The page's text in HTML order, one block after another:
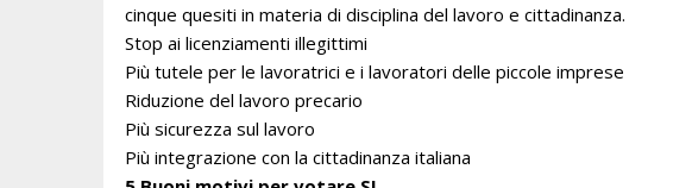
cinque quesiti in materia di disciplina del lavoro e cittadinanza.
Stop ai licenziamenti illegittimi
Più tutele per le lavoratrici e i lavoratori delle piccole imprese
Riduzione del lavoro precario
Più sicurezza sul lavoro
Più integrazione con la cittadinanza italiana